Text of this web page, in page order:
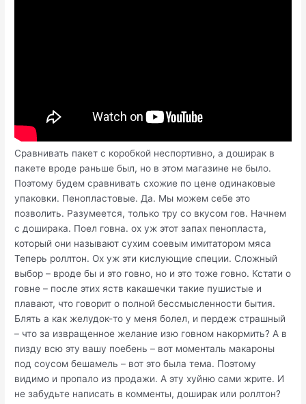
Сравнивать пакет с коробкой неспортивно, а доширак в
пакете вроде раньше был, но в этом магазине не было.
Поэтому будем сравнивать схожие по цене одинаковые
упаковки. Пенопластовые. Да. Мы можем себе это
позволить. Разумеется, только тру со вкусом гов. Начнем
с доширака. Поел говна. ох уж этот запах пенопласта,
который они называют сухим соевым имитатором мяса
Теперь роллтон. Ох уж эти кислующие специи. Сложный
выбор – вроде бы и это говно, но и это тоже говно. Кстати о
говне – после этих яств какашечки такие пушистые и
плавают, что говорит о полной бессмысленности бытия.
Блять а как желудок-то у меня болел, и пердеж страшный
– что за извращенное желание изю говном накормить? А в
пизду всю эту вашу поебень – вот моменталь макароны
под соусом бешамель – вот это была тема. Поэтому
видимо и пропало из продажи. А эту хуйню сами жрите. И
не забудьте написать в комменты, доширак или роллтон?